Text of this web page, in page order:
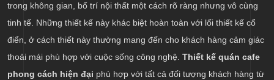
trong không gian, bố trí nội thất một cách rõ ràng nhưng vô cùng
tinh tế. Những thiết kế này khác biệt hoàn toàn với lối thiết kế cổ
điển, ở cách thiết này thường mang đến cho khách hàng cảm giác
thoải mái phù hợp với cuộc sống công nghệ. Thiết kế quán cafe
phong cách hiện đại phù hợp với tất cả đối tượng khách hàng từ